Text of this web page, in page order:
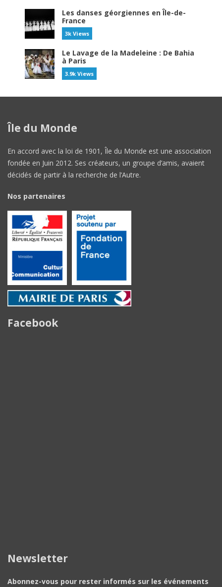
Les danses géorgiennes en Île-de-
France
3k Views
Le Lavage de la Madeleine : De Bahia
à Paris
3.9k Views
Île du Monde
En accord avec la loi de 1901, Île du Monde est une association
fondée en Juin 2012. Ses créateurs, un groupe d’amis, avaient
décidés de partir à la recherche de l’Autre.
Nos partenaires
Facebook
Newsletter
Abonnez-vous pour rester informés sur les événements